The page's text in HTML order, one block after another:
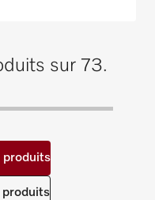
sur 73.
produits
produits